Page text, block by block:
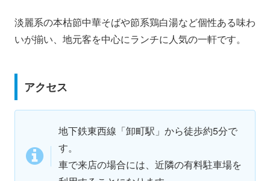
淡麗系の本枯節中華そばや節系鶏白湯など個性ある味わ
いが揃い、地元客を中心にランチに人気の一軒です。
アクセス
地下鉄東西線「卸町駅」から徒歩約5分で
す。
車で来店の場合には、近隣の有料駐車場を